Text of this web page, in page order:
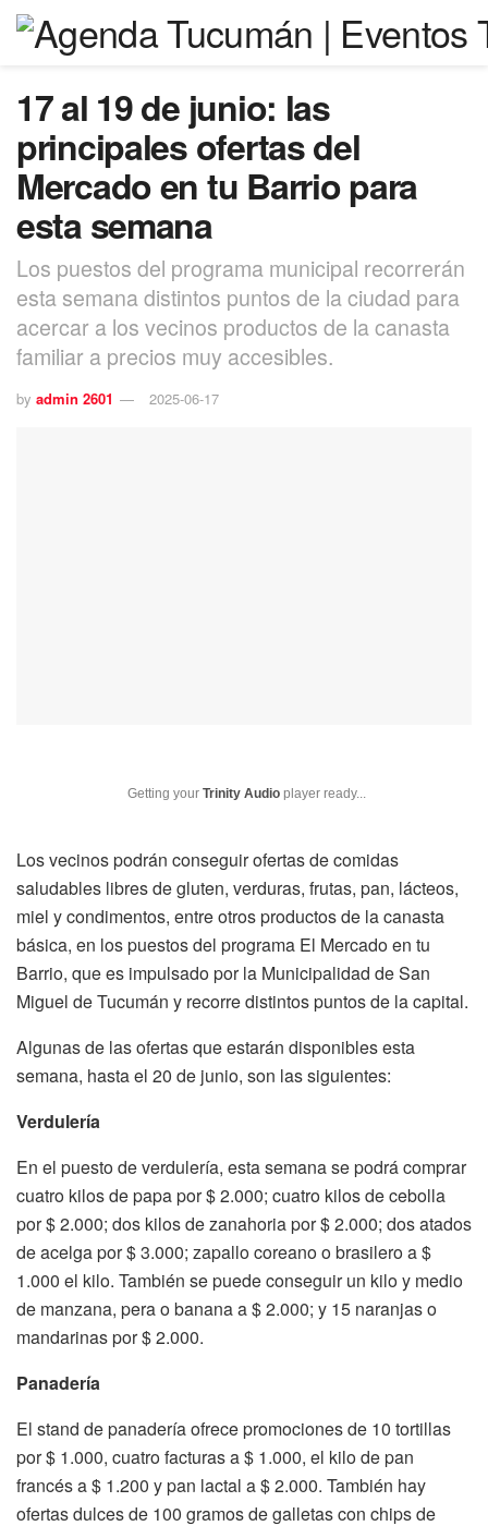
17 al 19 de junio: las
principales ofertas del
Mercado en tu Barrio para
esta semana
Los puestos del programa municipal recorrerán
esta semana distintos puntos de la ciudad para
acercar a los vecinos productos de la canasta
familiar a precios muy accesibles.
by admin 2601 2025-06-17
Getting your Trinity Audio player ready...
Los vecinos podrán conseguir ofertas de comidas
saludables libres de gluten, verduras, frutas, pan, lácteos,
miel y condimentos, entre otros productos de la canasta
básica, en los puestos del programa El Mercado en tu
Barrio, que es impulsado por la Municipalidad de San
Miguel de Tucumán y recorre distintos puntos de la capital.
Algunas de las ofertas que estarán disponibles esta
semana, hasta el 20 de junio, son las siguientes:
Verdulería
En el puesto de verdulería, esta semana se podrá comprar
cuatro kilos de papa por $ 2.000; cuatro kilos de cebolla
por $ 2.000; dos kilos de zanahoria por $ 2.000; dos atados
de acelga por $ 3.000; zapallo coreano o brasilero a $
1.000 el kilo. También se puede conseguir un kilo y medio
de manzana, pera o banana a $ 2.000; y 15 naranjas o
mandarinas por $ 2.000.
Panadería
El stand de panadería ofrece promociones de 10 tortillas
por $ 1.000, cuatro facturas a $ 1.000, el kilo de pan
francés a $ 1.200 y pan lactal a $ 2.000. También hay
ofertas dulces de 100 gramos de galletas con chips de